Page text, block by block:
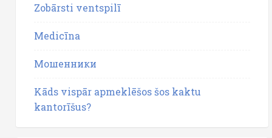
Zobārsti ventspilī
Medicīna
Мошенники
Kāds vispār apmeklēšos šos kaktu
kantorīšus?